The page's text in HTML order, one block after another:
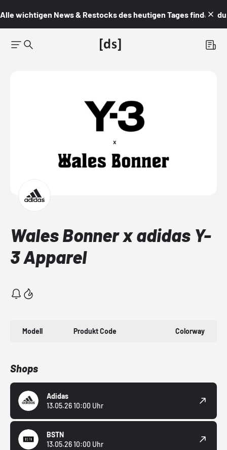
Alle wichtigen News & Restocks des heutigen Tages findest du
Wales Bonner x adidas Y-
3 Apparel
Modell Produkt Code Colorway
Shops
Adidas
13.05.26 10:00 Uhr
BSTN
13.05.26 10:00 Uhr